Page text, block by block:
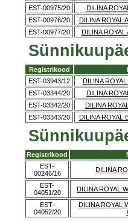
EST-00975/20
DILINA
EST-00976/20
DILINA ROYAL
EST-00977/20
DILINA ROYAL
Registrikood
EST-03943/12
DILINA
EST-03344/20
DILINA
EST-03342/20
DILINA
EST-03343/20
DILINA ROYAL
Registrikood
EST-
00246/16
DILINA
EST-
04051/20
DILINA ROYAL
EST-
04052/20
DILINA ROYAL